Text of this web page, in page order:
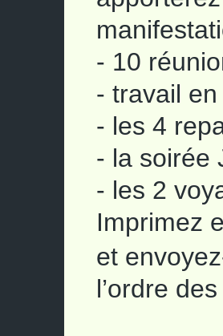
- 10
- travail
- les 4
- la soirée
- les 2
Imprimez
et
l’ordre